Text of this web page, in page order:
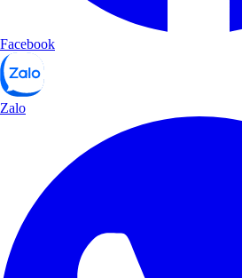
Facebook
Zalo